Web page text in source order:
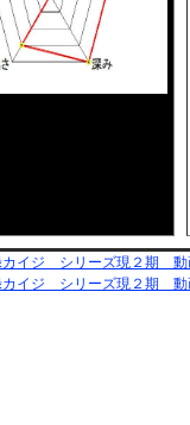
カイジ シリーズ現２期 動
カイジ シリーズ現２期 動